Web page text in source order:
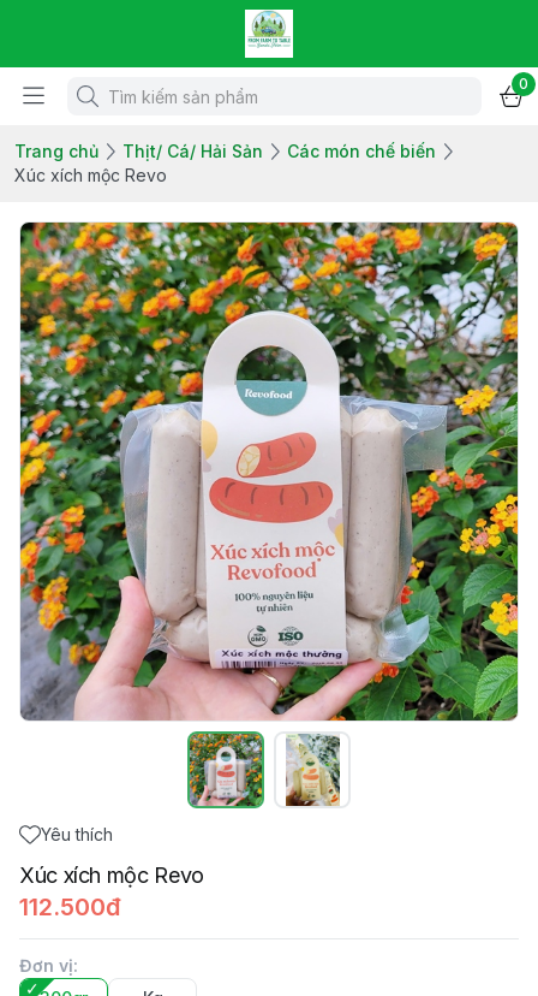
0
Trang chủ Thịt/ Cá/ Hải Sản
Các món chế biến
Xúc xích mộc Revo
Yêu thích
Xúc xích mộc Revo
112.500đ
Đơn vị: